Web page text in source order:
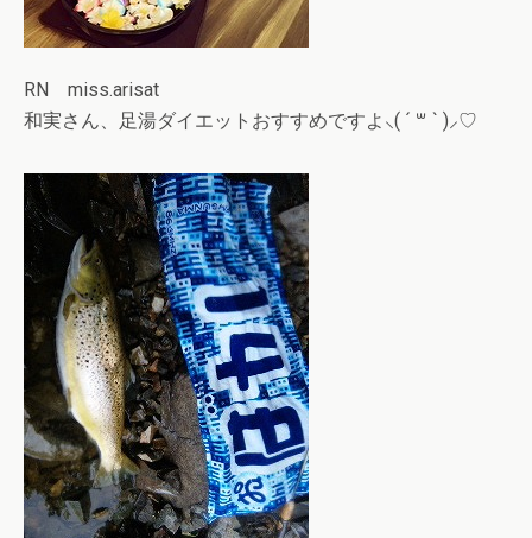
RN miss.arisat
和実さん、足湯ダイエットおすすめですよ⸜( ´ ꒳ ` )⸝♡︎